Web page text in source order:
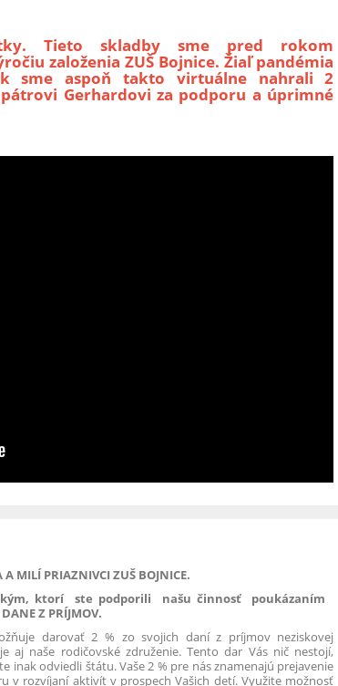
Tieto skladby sme pred rokom
založenia ZUŠ Bojnice. Žiaľ pandémia
sme aspoň takto virtuálne nahrali 2
Gerhardovi za podporu a úprimné
A MILÍ PRIAZNIVCI ZUŠ BOJNICE.
ktorí ste podporili našu činnosť poukázaním
Z PRÍJMOV.
darovať 2 % zo svojich daní z príjmov neziskovej
aj naše rodičovské združenie. Tento dar Vás nič nestojí,
inak odviedli štátu. Vaše 2 % pre nás znamenajú prejavenie
v rozvíjaní aktivít v prospech Vašich detí. Využite možnosť